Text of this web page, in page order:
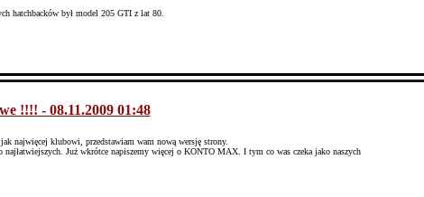
hatchbacków był model 205 GTI z lat 80.
!!!! - 08.11.2009 01:48
najwięcej klubowi, przedstawiam wam nową wersję strony.
najłatwiejszych. Już wkrótce napiszemy więcej o KONTO MAX. I tym co was czeka jako naszych